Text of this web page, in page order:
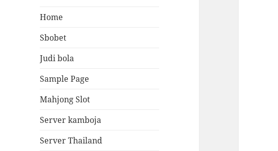
Home
Sbobet
Judi bola
Sample Page
Mahjong Slot
Server kamboja
Server Thailand